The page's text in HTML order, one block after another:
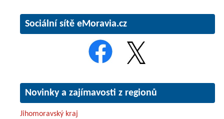
Sociální sítě eMoravia.cz
Novinky a zajímavosti z regionů
Jihomoravský kraj